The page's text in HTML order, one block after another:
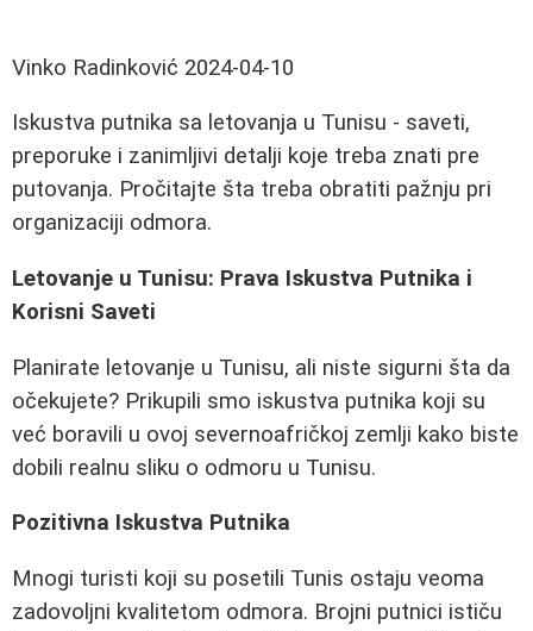
Vinko Radinković 2024-04-10
Iskustva putnika sa letovanja u Tunisu - saveti,
preporuke i zanimljivi detalji koje treba znati pre
putovanja. Pročitajte šta treba obratiti pažnju pri
organizaciji odmora.
Letovanje u Tunisu: Prava Iskustva Putnika i
Korisni Saveti
Planirate letovanje u Tunisu, ali niste sigurni šta da
očekujete? Prikupili smo iskustva putnika koji su
već boravili u ovoj severnoafričkoj zemlji kako biste
dobili realnu sliku o odmoru u Tunisu.
Pozitivna Iskustva Putnika
Mnogi turisti koji su posetili Tunis ostaju veoma
zadovoljni kvalitetom odmora. Brojni putnici ističu